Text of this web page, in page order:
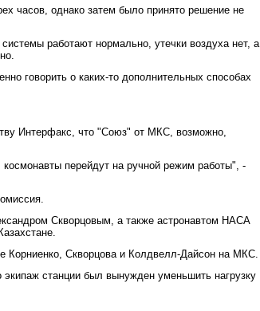
часов, однако затем было принято решение не
работают нормально, утечки воздуха нет, а
говорить о каких-то дополнительных способах
Интерфакс, что "Союз" от МКС, возможно,
перейдут на ручной режим работы", -
Скворцовым, а также астронавтом НАСА
Корниенко, Скворцова и Колдвелл-Дайсон на МКС.
экипаж станции был вынужден уменьшить нагрузку